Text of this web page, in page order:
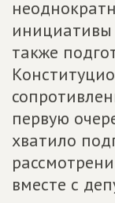
инициативы
также
первую
хватило
вместе с